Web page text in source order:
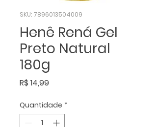
SKU: 7896013504009
Henê Rená Gel
Preto Natural
180g
R$ 14,99Preço
Quantidade *